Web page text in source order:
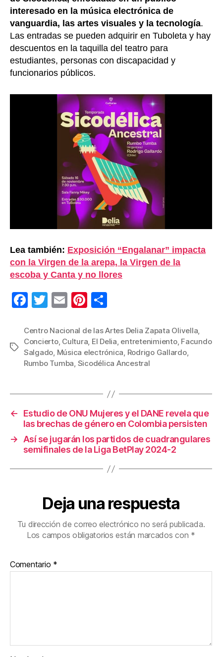
interesado en la música electrónica de
vanguardia, las artes visuales y la tecnología.
Las entradas se pueden adquirir en Tuboleta y hay
descuentos en la taquilla del teatro para
estudiantes, personas con discapacidad y
funcionarios públicos.
Lea también: Exposición “Engalanar” impacta
con la Virgen de la arepa, la Virgen de la
escoba y Canta y no llores
F
c
e
b
o
k
T
tt
er
E
ail
Pi
er
e
st
m
p
ar
Etiquetas
Centro Nacional de las Artes Delia Zapata Olivella,
Concierto, Cultura, El Delia, entretenimiento, Facundo
Salgado, Música electrónica, Rodrigo Gallardo,
Rumbo Tumba, Sicodélica Ancestral
←
Estudio de ONU Mujeres y el DANE revela que
las brechas de género en Colombia persisten
→
Así se jugarán los partidos de cuadrangulares
semifinales de la Liga BetPlay 2024-2
Deja una respuesta
Tu dirección de correo electrónico no será publicada.
Los campos obligatorios están marcados con *
Comentario *